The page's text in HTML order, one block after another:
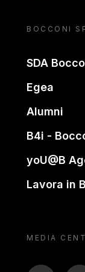
BOCCONI
SDA
Egea
Alumni
B4i -
yoU@B
Lavora in
MEDIA